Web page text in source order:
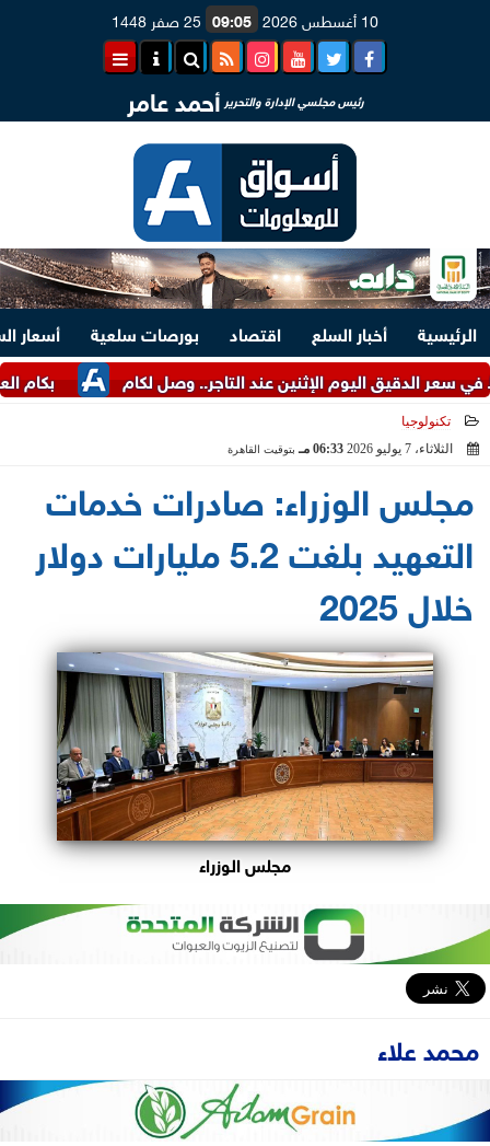
10 أغسطس 2026 09:05 25 صفر 1448
رئيس مجلسي الإدارة والتحرير أحمد عامر
الرئيسية أخبار السلع اقتصاد بورصات سلعية
أسعار
بكام العنب..
اليوم الإثنين عند التاجر.. وصل لكام
تكنولوجيا
الثلاثاء، 7 يوليو 2026
06:33 مـ بتوقيت القاهرة
مجلس الوزراء: صادرات خدمات
التعهيد بلغت 5.2 مليارات دولار
خلال 2025
مجلس الوزراء
محمد علاء